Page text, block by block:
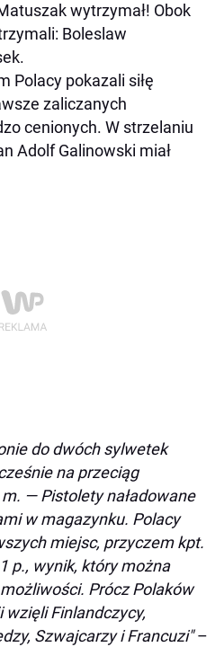
wytrzymał! Obok
Boleslaw
Polacy pokazali siłę
zaliczanych
cenionych. W strzelaniu
Adolf Galinowski miał
do dwóch sylwetek
na przeciąg
— Pistolety naładowane
w magazynku. Polacy
miejsc, przyczem kpt.
p., wynik, który można
Prócz Polaków
wzięli Finlandczycy,
Szwajcarzy i Francuzi"–